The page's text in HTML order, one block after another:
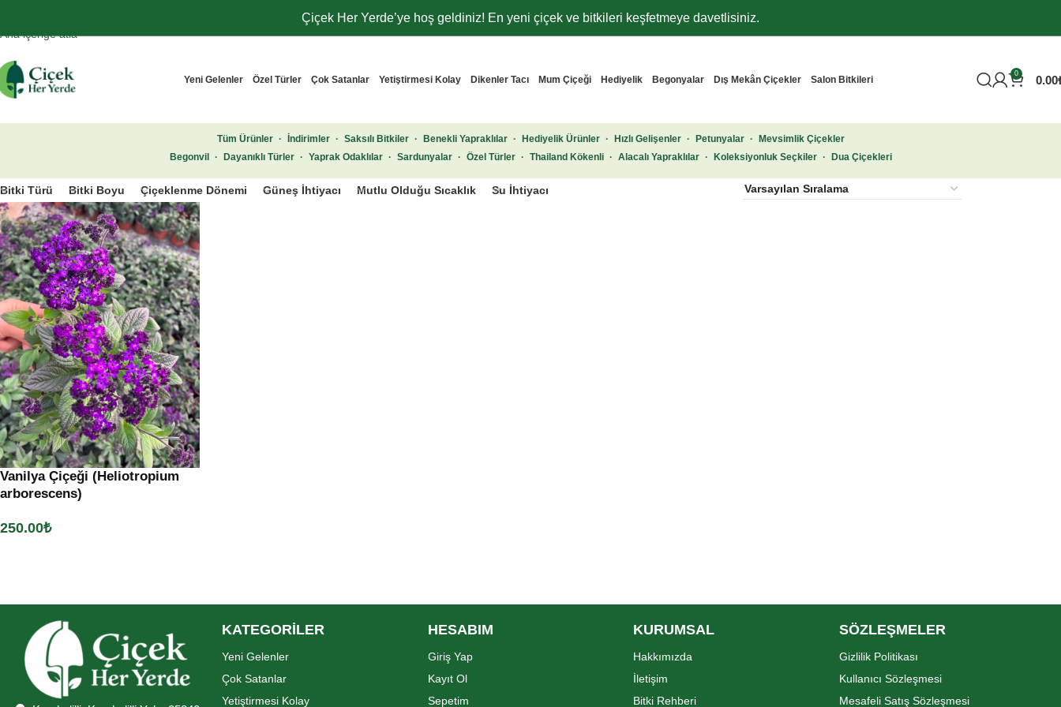
Ana içeriğe atla
Çiçek Her Yerde’ye hoş geldiniz! En yeni çiçek ve bitkileri keşfetmeye davetlisiniz.
Yeni Gelenler Özel Türler Çok Satanlar Yetiştirmesi Kolay Dikenler Tacı Mum Çiçeği Hediyelik Begonyalar Dış Mekân Çiçekler Salon Bitkileri
0 0.00
Tüm Ürünler · İndirimler · Saksılı Bitkiler · Benekli Yapraklılar · Hediyelik Ürünler · Hızlı Gelişenler · Petunyalar ·
Mevsimlik Çiçekler
Begonvil
· Dayanıklı Türler · Yaprak Odaklılar · Sardunyalar · Özel Türler · Thailand Kökenli · Alacalı Yapraklılar · Koleksiyonluk Seçkiler · Dua Çiçekleri
Bitki Türü Bitki Boyu Çiçeklenme Dönemi Güneş İhtiyacı Mutlu Olduğu Sıcaklık Su İhtiyacı
Vanilya Çiçeği (Heliotropium
arborescens)
250.00₺
KATEGORİLER
Yeni Gelenler
Çok Satanlar
Yetiştirmesi Kolay
HESABIM
Giriş Yap
Kayıt Ol
Sepetim
KURUMSAL
Hakkımızda
İletişim
Bitki Rehberi
SÖZLEŞMELER
Gizlilik Politikası
Kullanıcı Sözleşmesi
Mesafeli Satış Sözleşmesi